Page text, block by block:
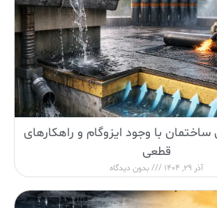
با وجود ایزوگام و راهکارهای
قطعی
آذر 29, 1404 بدون دیدگاه